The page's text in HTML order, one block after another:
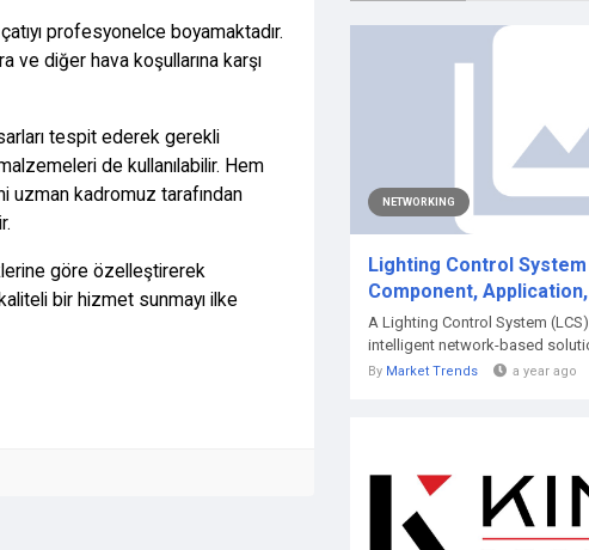
profesyonelce boyamaktadır.
ve diğer hava koşullarına karşı
tespit ederek gerekli
malzemeleri de kullanılabilir. Hem
uzman kadromuz tarafından
göre özelleştirerek
bir hizmet sunmayı ilke
NETWORKING
Lighting Control
Component,
A Lighting Control System
intelligent network-based
By Market Trends a year ago